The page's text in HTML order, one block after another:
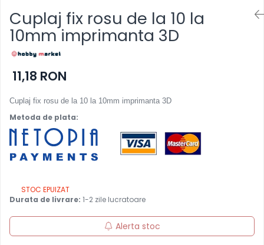
Cuplaj fix rosu de la 10 la
10mm imprimanta 3D
11,18 RON
Cuplaj fix rosu de la 10 la 10mm imprimanta 3D
Metoda de plata:
STOC EPUIZAT
Durata de livrare: 1-2 zile lucratoare
Alerta stoc